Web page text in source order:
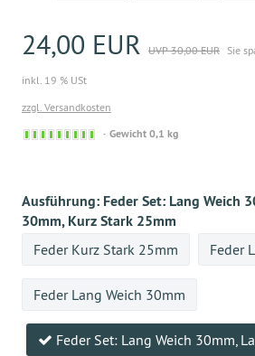
24,00 EUR UVP 30,00 EUR Sie
inkl. 19 % USt
zzgl. Versandkosten
Sofort
Gewicht 0,1 kg
Ausführung: Feder Set: Lang Weich
30mm, Kurz Stark 25mm
Feder Kurz Stark 25mm Feder
Feder Lang Weich 30mm
Feder Set: Lang Weich 30mm,